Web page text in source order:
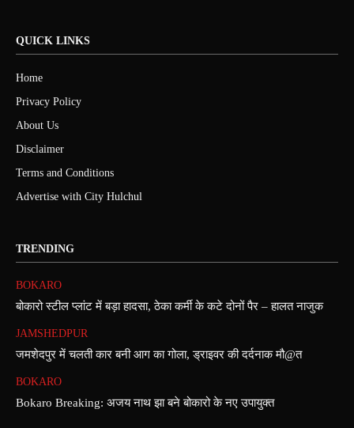
QUICK LINKS
Home
Privacy Policy
About Us
Disclaimer
Terms and Conditions
Advertise with City Hulchul
TRENDING
BOKARO
बोकारो स्टील प्लांट में बड़ा हादसा, ठेका कर्मी के कटे दोनों पैर – हालत नाजुक
JAMSHEDPUR
जमशेदपुर में चलती कार बनी आग का गोला, ड्राइवर की दर्दनाक मौ@त
BOKARO
Bokaro Breaking: अजय नाथ झा बने बोकारो के नए उपायुक्त